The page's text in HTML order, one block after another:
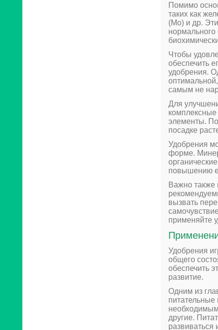
Помимо
таких как
(Mo) и др.
Чтобы
обеспечить
удобрения.
самым не
Для
элементы.
посадке
Удобрения
форме.
повышению
Важно также
вызвать
применяйте
Удобрения
общего
обеспечить
развитие.
Одним из
другие.
развиваться